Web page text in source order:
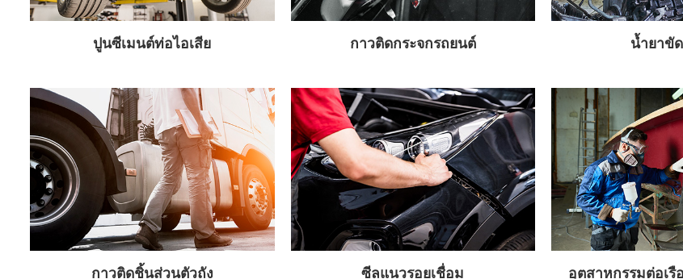
ปูนซีเมนต์ท่อไอเสีย กาวติดกระจกรถยนต์ น้ำยาขั
กาวติดชิ้นส่วนตัวถัง ซีลแนวรอยเชื่อม อุตสาหกรรมต่อเรื